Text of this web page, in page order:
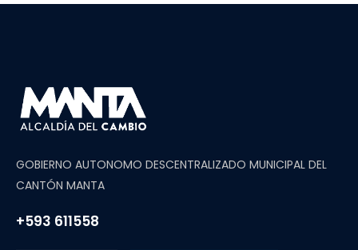
GOBIERNO AUTONOMO DESCENTRALIZADO MUNICIPAL DEL
CANTÓN MANTA
+593 611558